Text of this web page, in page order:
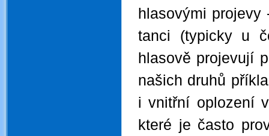
hlasovými
tanci (typicky u
hlasově projevují
našich druhů
i vnitřní oplození
které je často